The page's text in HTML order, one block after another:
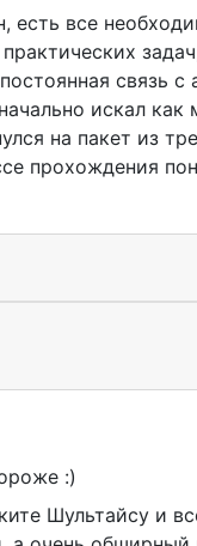
есть все
связь
искал
на пакет из
прохождения
:)
Шультайсу и